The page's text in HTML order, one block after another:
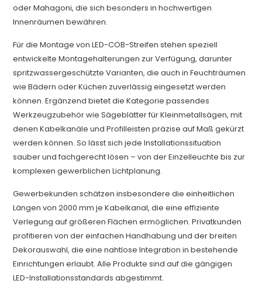
oder Mahagoni, die sich besonders in hochwertigen
Innenräumen bewähren.
Für die Montage von LED-COB-Streifen stehen speziell
entwickelte Montagehalterungen zur Verfügung, darunter
spritzwassergeschützte Varianten, die auch in Feuchträumen
wie Bädern oder Küchen zuverlässig eingesetzt werden
können. Ergänzend bietet die Kategorie passendes
Werkzeugzubehör wie Sägeblätter für Kleinmetallsägen, mit
denen Kabelkanäle und Profilleisten präzise auf Maß gekürzt
werden können. So lässt sich jede Installationssituation
sauber und fachgerecht lösen – von der Einzelleuchte bis zur
komplexen gewerblichen Lichtplanung.
Gewerbekunden schätzen insbesondere die einheitlichen
Längen von 2000 mm je Kabelkanal, die eine effiziente
Verlegung auf größeren Flächen ermöglichen. Privatkunden
profitieren von der einfachen Handhabung und der breiten
Dekorauswahl, die eine nahtlose Integration in bestehende
Einrichtungen erlaubt. Alle Produkte sind auf die gängigen
LED-Installationsstandards abgestimmt.